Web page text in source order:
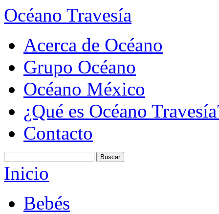
Océano Travesía
Acerca de Océano
Grupo Océano
Océano México
¿Qué es Océano
Contacto
Inicio
Bebés